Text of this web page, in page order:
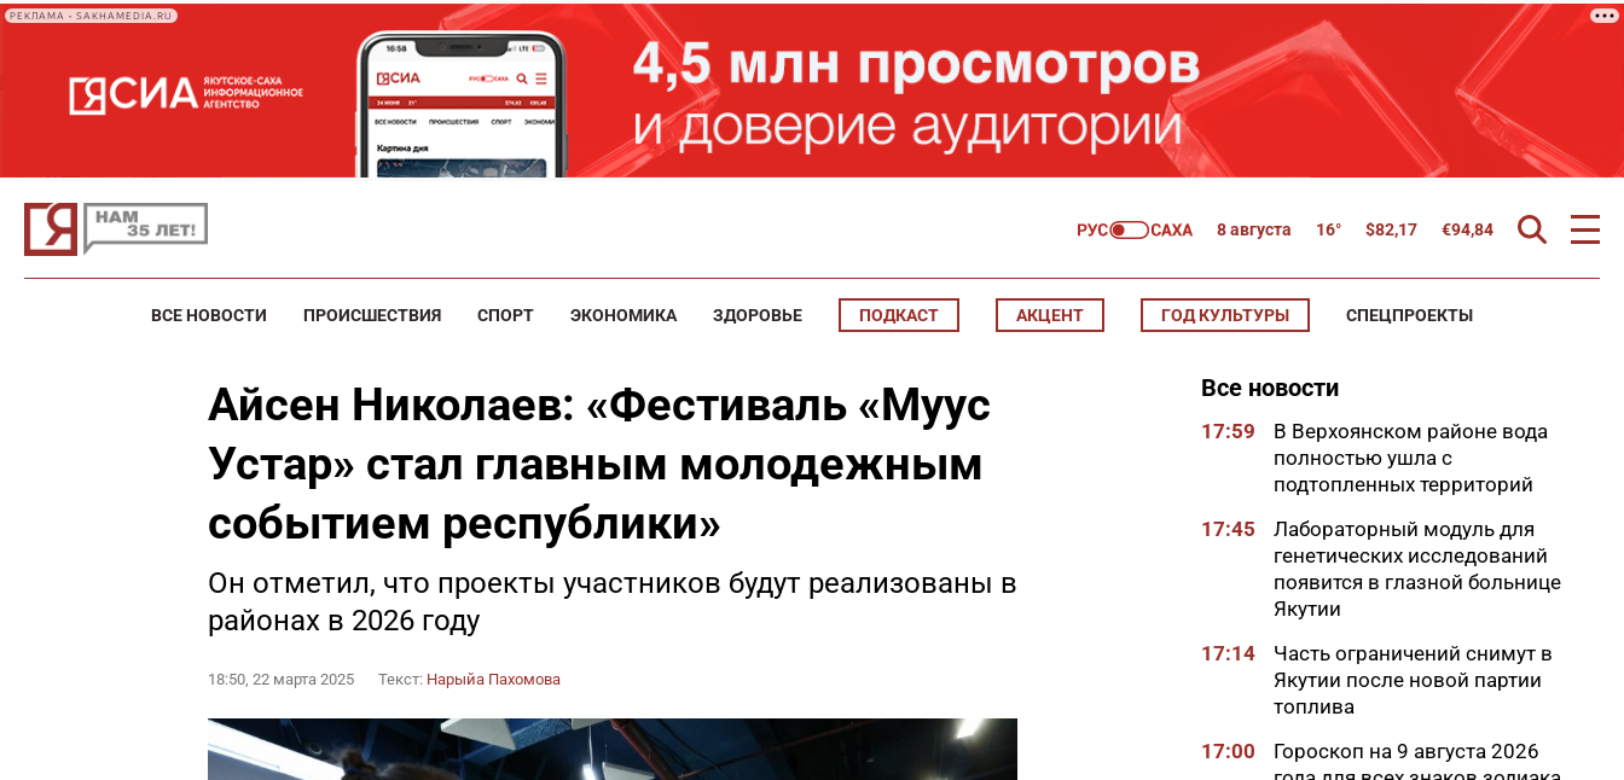
РЕКЛАМА • SAKHAMEDIA.RU
8 августа 16° $82,17 €94,84
ВСЕ НОВОСТИ ПРОИСШЕСТВИЯ СПОРТ ЭКОНОМИКА ЗДОРОВЬЕ ПОДКАСТ АКЦЕНТ ГОД КУЛЬТУРЫ СПЕЦПРОЕКТЫ
Айсен Николаев: «Фестиваль «Муус
Устар» стал главным молодежным
событием республики»
Он отметил, что проекты участников будут реализованы в
районах в 2026 году
18:50, 22 марта 2025 Текст: Нарыйа Пахомова
Все новости
17:59
В Верхоянском районе вода
полностью ушла с
подтопленных территорий
17:45
Лабораторный модуль для
генетических исследований
появится в глазной больнице
Якутии
17:14
Часть ограничений снимут в
Якутии после новой партии
топлива
17:00
Гороскоп на 9 августа 2026